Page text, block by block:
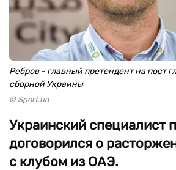
Ребров - главный претендент на пост
сборной Украины
© Sport.ua
Украинский специалист
договорился о
с клубом из ОАЭ.